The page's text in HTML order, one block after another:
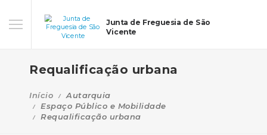
Junta de Freguesia de São
Vicente
Requalificação urbana
Início
Autarquia
Espaço Público e Mobilidade
Requalificação urbana